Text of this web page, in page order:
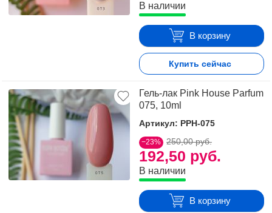
В наличии
В корзину
Купить сейчас
Гель-лак Pink House Parfum
075, 10ml
Артикул: PPH-075
−23%
192,50 руб.
250,00 руб.
В наличии
В корзину